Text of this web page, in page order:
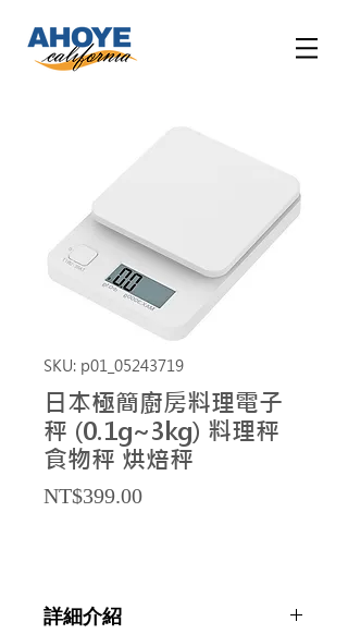
SKU: p01_05243719
日本極簡廚房料理電子
秤 (0.1g~3kg) 料理秤
食物秤 烘焙秤
NT$399.00Price
詳細介紹